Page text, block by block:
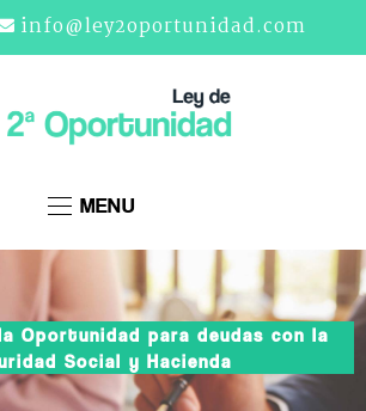
info@ley2oportunidad.com
MENU
Oportunidad para deudas con la
Social y Hacienda